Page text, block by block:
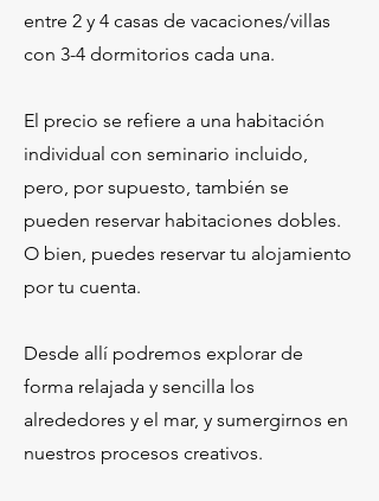
entre 2 y 4 casas de vacaciones/villas
con 3-4 dormitorios cada una.
El precio se refiere a una habitación
individual con seminario incluido,
pero, por supuesto, también se
pueden reservar habitaciones dobles.
O bien, puedes reservar tu alojamiento
por tu cuenta.
Desde allí podremos explorar de
forma relajada y sencilla los
alrededores y el mar, y sumergirnos en
nuestros procesos creativos.